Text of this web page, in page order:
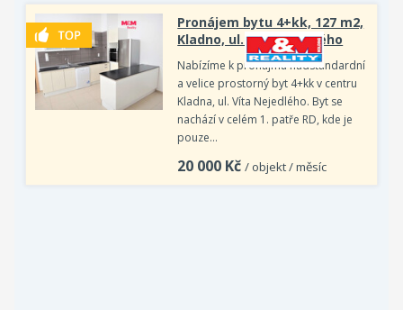
Pronájem bytu 4+kk, 127 m2,
Kladno, ul. Víta Nejedlého
Nabízíme k pronájmu nadstandardní
a velice prostorný byt 4+kk v centru
Kladna, ul. Víta Nejedlého. Byt se
nachází v celém 1. patře RD, kde je
pouze…
20 000 Kč / objekt / měsíc